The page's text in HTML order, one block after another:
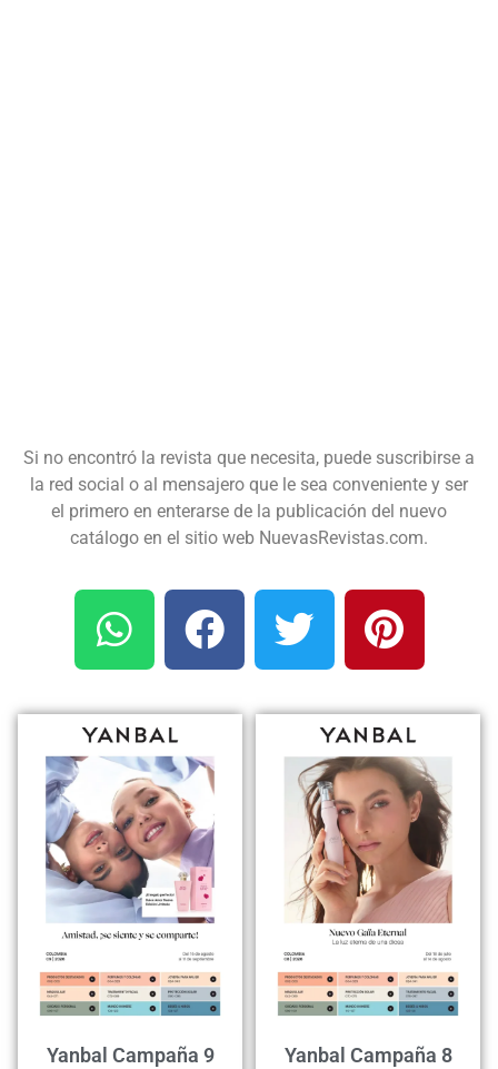
Si no encontró la revista que necesita, puede suscribirse a
la red social o al mensajero que le sea conveniente y ser
el primero en enterarse de la publicación del nuevo
catálogo en el sitio web NuevasRevistas.com.
Yanbal Campaña 9
Yanbal Campaña 8